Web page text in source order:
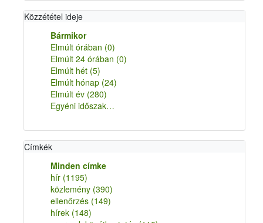
Közzététel ideje
Bármikor
Elmúlt órában (0)
Elmúlt 24 órában (0)
Elmúlt hét (5)
Elmúlt hónap (24)
Elmúlt év (280)
Egyéni időszak…
Címkék
Minden címke
hír (1195)
közlemény (390)
ellenőrzés (149)
hírek (148)